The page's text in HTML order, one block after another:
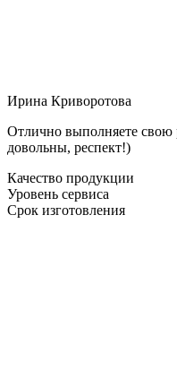
Ирина Криворотова
Отлично выполняете свою
довольны, респект!)
Качество продукции
Уровень сервиса
Срок изготовления